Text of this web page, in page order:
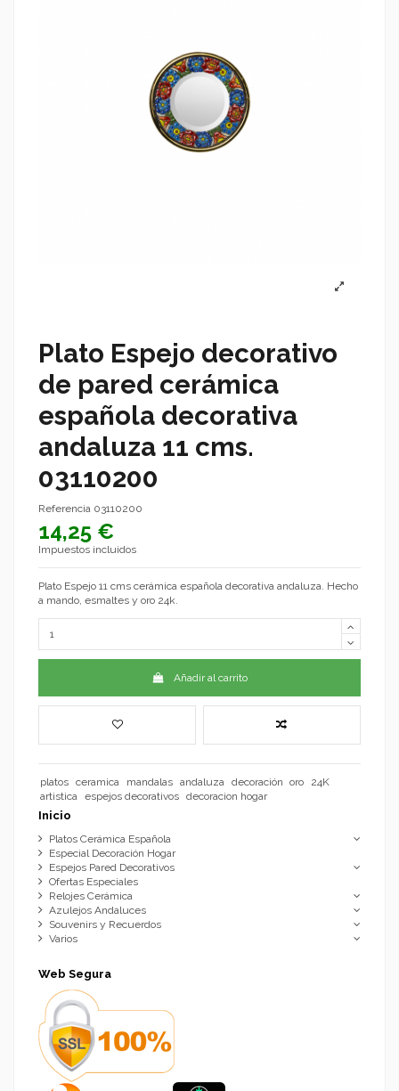
Plato Espejo decorativo
de pared cerámica
española decorativa
andaluza 11 cms.
03110200
Referencia 03110200
14,25 €
Impuestos incluidos
Plato Espejo 11 cms cerámica española decorativa andaluza. Hecho
a mando, esmaltes y oro 24k.
Añadir al carrito
platos ceramica mandalas andaluza decoración oro
24K
artistica espejos decorativos decoracion hogar
Inicio
Platos Cerámica Española
Especial Decoración Hogar
Espejos Pared Decorativos
Ofertas Especiales
Relojes Cerámica
Azulejos Andaluces
Souvenirs y Recuerdos
Varios
Web Segura